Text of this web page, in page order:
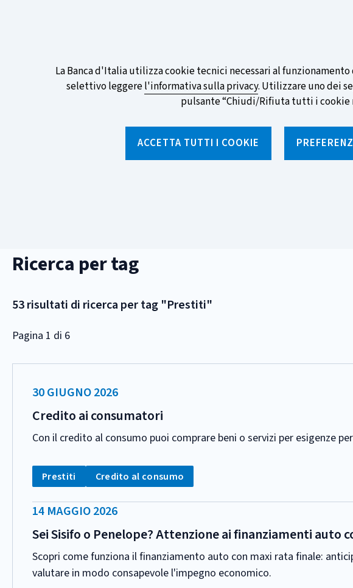
Informativa
La Banca d'Italia utilizza cookie tecnici necessari al
selettivo leggerel'informativa sulla privacy. Utilizzare uno dei
pulsante “Chiudi/Rifiuta tutti i cookie
ACCETTA TUTTI I COOKIE
Version
Partecipa al sondaggio della BCE sulle nuove
preferita!
Ricerca per tag
53 risultati di ricerca per tag "Prestiti"
Pagina 1 di 6
DATA
PUBBLICAZIONE:
30 GIUGNO 2026
Credito ai consumatori
Con il credito al consumo puoi comprare beni o servizi per esigenze
CATEGORIA:
Tag:
Prestiti Tag:
Credito al consumo
DATA
PUBBLICAZIONE:
14 MAGGIO 2026
Sei Sisifo o Penelope? Attenzione ai finanziamenti auto
Scopri come funziona il finanziamento auto con maxi rata finale:
valutare in modo consapevole l'impegno economico.